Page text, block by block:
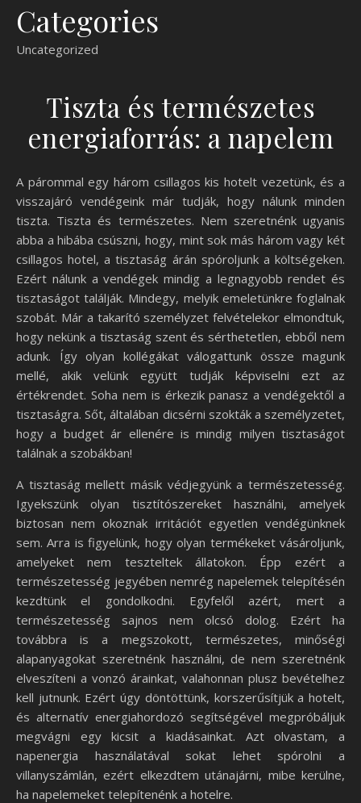
Categories
Uncategorized
Tiszta és természetes
energiaforrás: a napelem
A párommal egy három csillagos kis hotelt vezetünk, és a
visszajáró vendégeink már tudják, hogy nálunk minden
tiszta. Tiszta és természetes. Nem szeretnénk ugyanis
abba a hibába csúszni, hogy, mint sok más három vagy két
csillagos hotel, a tisztaság árán spóroljunk a költségeken.
Ezért nálunk a vendégek mindig a legnagyobb rendet és
tisztaságot találják. Mindegy, melyik emeletünkre foglalnak
szobát. Már a takarító személyzet felvételekor elmondtuk,
hogy nekünk a tisztaság szent és sérthetetlen, ebből nem
adunk. Így olyan kollégákat válogattunk össze magunk
mellé, akik velünk együtt tudják képviselni ezt az
értékrendet. Soha nem is érkezik panasz a vendégektől a
tisztaságra. Sőt, általában dicsérni szokták a személyzetet,
hogy a budget ár ellenére is mindig milyen tisztaságot
találnak a szobákban!
A tisztaság mellett másik védjegyünk a természetesség.
Igyekszünk olyan tisztítószereket használni, amelyek
biztosan nem okoznak irritációt egyetlen vendégünknek
sem. Arra is figyelünk, hogy olyan termékeket vásároljunk,
amelyeket nem teszteltek állatokon. Épp ezért a
természetesség jegyében nemrég napelemek telepítésén
kezdtünk el gondolkodni. Egyfelől azért, mert a
természetesség sajnos nem olcsó dolog. Ezért ha
továbbra is a megszokott, természetes, minőségi
alapanyagokat szeretnénk használni, de nem szeretnénk
elveszíteni a vonzó árainkat, valahonnan plusz bevételhez
kell jutnunk. Ezért úgy döntöttünk, korszerűsítjük a hotelt,
és alternatív energiahordozó segítségével megpróbáljuk
megvágni egy kicsit a kiadásainkat. Azt olvastam, a
napenergia használatával sokat lehet spórolni a
villanyszámlán, ezért elkezdtem utánajárni, mibe kerülne,
ha napelemeket telepítenénk a hotelre.